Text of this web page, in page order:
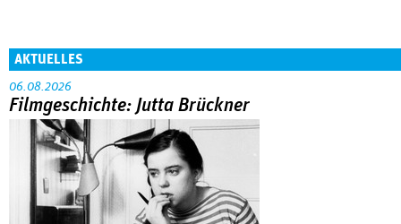
AKTUELLES
06.08.2026
Filmgeschichte: Jutta Brückner